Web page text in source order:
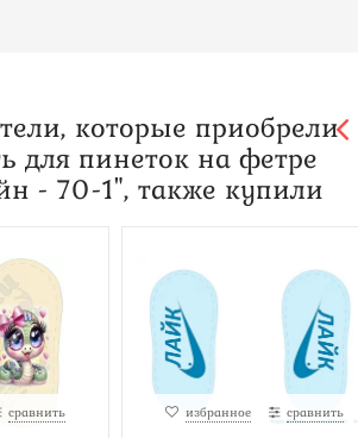
которые приобрели
для пинеток на фетре
- 70-1", также купили
сравнить избранное сравнить